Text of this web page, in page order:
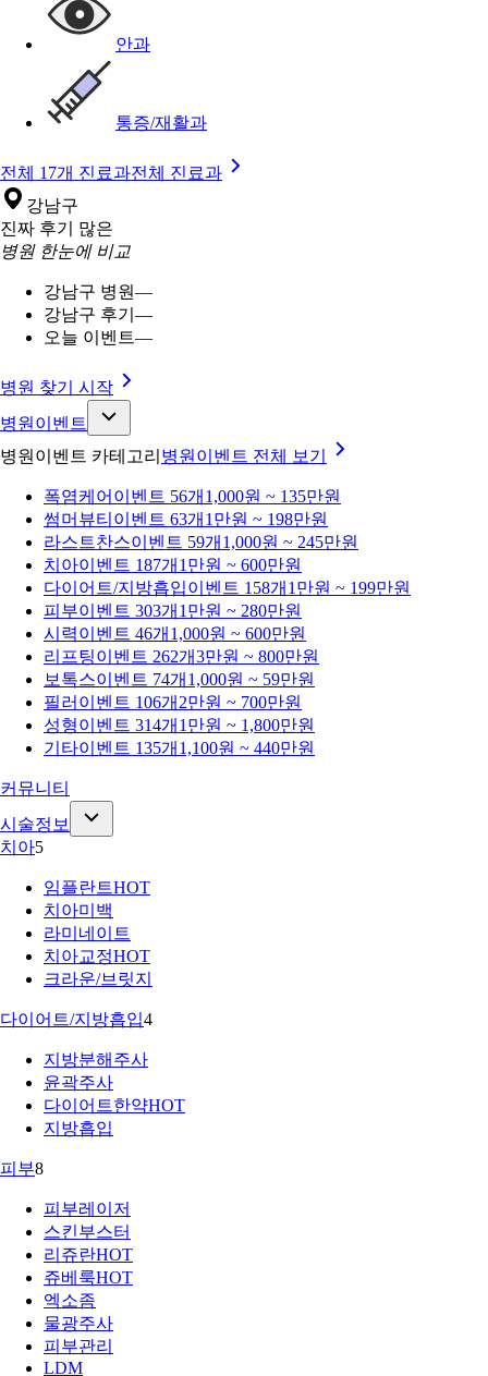
안과
통증/재활과
전체 17개 진료과전체 진료과
강남구
진짜 후기 많은
병원 한눈에 비교
강남구 병원—
강남구 후기 —
오늘 이벤트—
병원 찾기 시작
병원이벤트
병원이벤트 카테고리 병원이벤트 전체 보기
폭염케어 이벤트 56개 1,000원 ~ 135만원
썸머뷰티 이벤트 63개 1만원 ~ 198만원
라스트찬스이벤트 59개 1,000원 ~ 245만원
치아이벤트 187개 1만원 ~ 600만원
다이어트/지방흡입이벤트 158개 1만원 ~ 199만원
피부이벤트 303개 1만원 ~ 280만원
시력이벤트 46개 1,000원 ~ 600만원
리프팅이벤트 262개3만원 ~ 800만원
보톡스이벤트 74개 1,000원 ~ 59만원
필러 이벤트 106개 2만원 ~ 700만원
성형이벤트 314개 1만원 ~ 1,800만원
기타이벤트 135개 1,100원 ~ 440만원
커뮤니티
시술정보
치아5
임플란트HOT
치아미백
라미네이트
치아교정HOT
크라운/브릿지
다이어트/지방흡입4
지방분해주사
윤곽주사
다이어트한약HOT
지방흡입
피부8
피부레이저
스킨부스터
리쥬란HOT
쥬베룩HOT
엑소좀
물광주사
피부관리
LDM